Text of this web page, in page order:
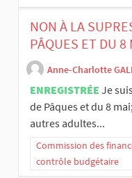
NON À LA
PÂQUES ET DU 8
Anne-Charlotte
ENREGISTRÉE Je
de Pâques et du 8
autres adultes...
Commission des
contrôle budgétaire